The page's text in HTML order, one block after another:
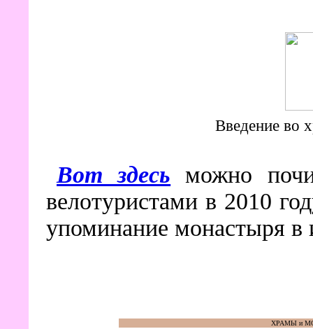
Введение во
Вот здесь можно
велотуристами в 2010
упоминание монастыря в
ХРАМЫ и